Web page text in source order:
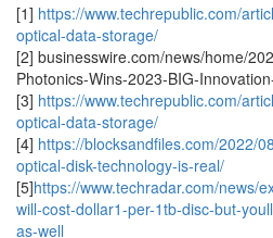
[1] https://www.techrepublic.com/
optical-data-storage/
[2] businesswire.com/news/home/
Photonics-Wins-2023-BIG-
[3] https://www.techrepublic.com/
optical-data-storage/
[4] https://blocksandfiles.com/2022/
optical-disk-technology-is-real/
[5]https://www.techradar.com/news/
will-cost-dollar1-per-1tb-disc-but-
as-well